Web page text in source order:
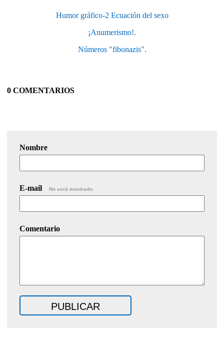
Humor gráfico-2 Ecuación del sexo
¡Anumerismo!.
Números "fibonazis".
0 COMENTARIOS
Nombre
E-mail No será mostrado.
Comentario